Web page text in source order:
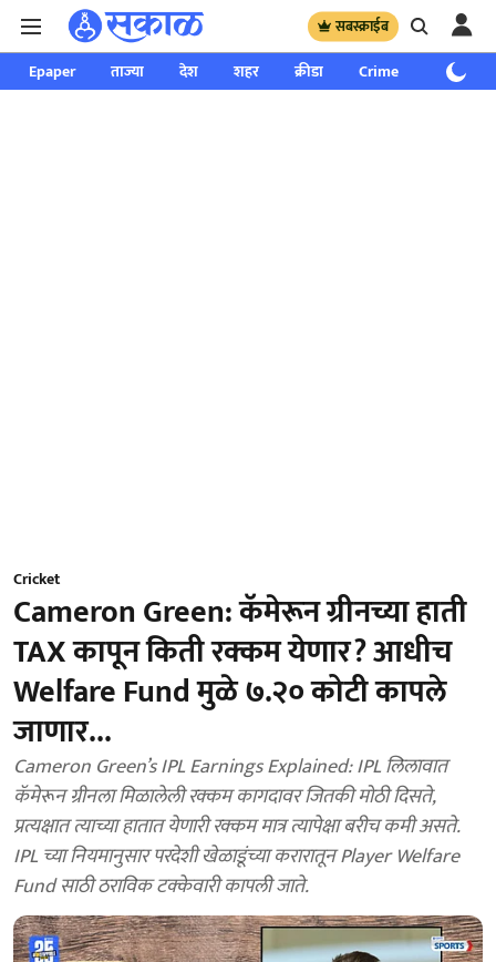
सबस्क्राईब
Epaper ताज्या देश शहर क्रीडा Crime साप्ताहिक
Cricket
Cameron Green: कॅमेरून ग्रीनच्या हाती
TAX कापून किती रक्कम येणार? आधीच
Welfare Fund मुळे ७.२० कोटी कापले
जाणार...
Cameron Green’s IPL Earnings Explained: IPL लिलावात
कॅमेरून ग्रीनला मिळालेली रक्कम कागदावर जितकी मोठी दिसते,
प्रत्यक्षात त्याच्या हातात येणारी रक्कम मात्र त्यापेक्षा बरीच कमी असते.
IPL च्या नियमानुसार परदेशी खेळाडूंच्या करारातून Player Welfare
Fund साठी ठराविक टक्केवारी कापली जाते.